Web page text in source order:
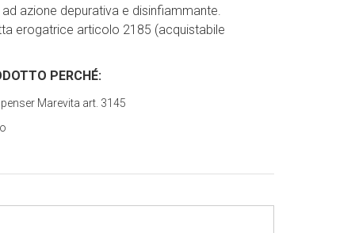
azione depurativa e disinfiammante.
erogatrice articolo 2185 (acquistabile
PERCHÉ:
Marevita art. 3145